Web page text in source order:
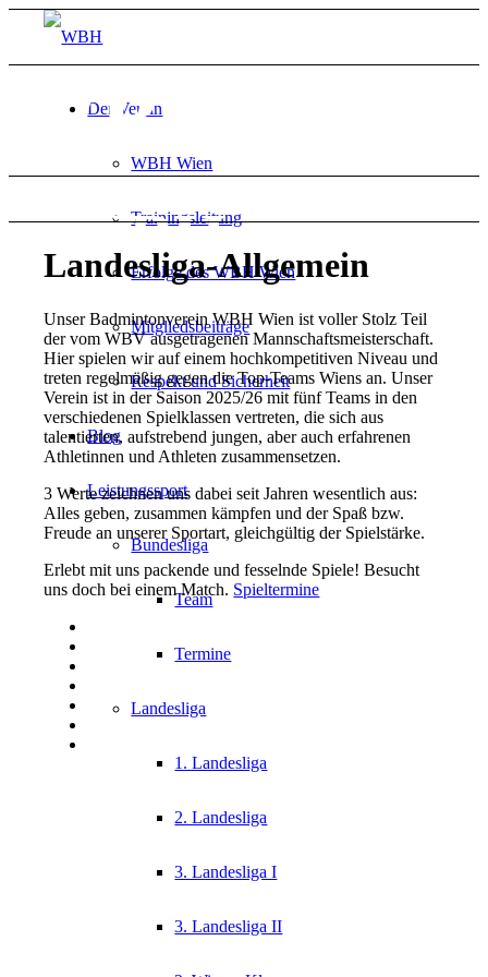
Der Verein
WBH Wien
Trainingsleitung
Erfolge des WBH Wien
Mitgliedsbeiträge
Respekt und Sicherheit
Blog
Leistungssport
Bundesliga
Team
Termine
Landesliga
1. Landesliga
2. Landesliga
3. Landesliga I
3. Landesliga II
WBH Wien
Wiens WBH Wien
Landesliga-Allgemein
Unser Badmintonverein WBH Wien ist voller Stolz Teil
der vom WBV ausgetragenen Mannschaftsmeisterschaft.
Hier spielen wir auf einem hochkompetitiven Niveau und
treten regelmäßig gegen die Top-Teams Wiens an. Unser
Verein ist in der Saison 2025/26 mit fünf Teams in den
verschiedenen Spielklassen vertreten, die sich aus
talentierten, aufstrebend jungen, aber auch erfahrenen
Athletinnen und Athleten zusammensetzen.
3 Werte zeichnen uns dabei seit Jahren wesentlich aus:
Alles geben, zusammen kämpfen und der Spaß bzw.
Freude an unserer Sportart, gleichgültig der Spielstärke.
Erlebt mit uns packende und fesselnde Spiele! Besucht
uns doch bei einem Match. Spieltermine